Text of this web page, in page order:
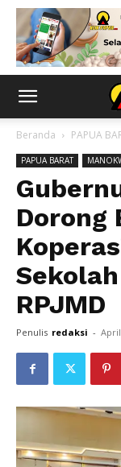
Beranda PAPUA
PAPUA BARAT
Dorong
RPJMD
Penulis redaksi -